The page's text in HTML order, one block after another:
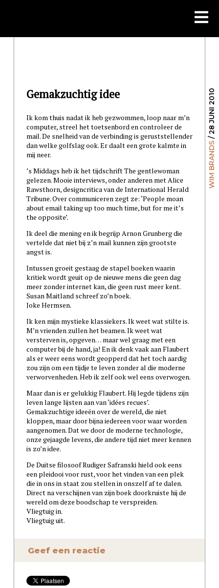
WIM BRANDS
/ 28 JUNI 2010
Gemakzuchtig idee
Ik kom thuis nadat ik heb gezwommen, loop naar m’n
computer, streel het toetsenbord en controleer de
mail. De snelheid van de verbinding is geruststellender
dan welke golfslag ook. Er daalt een grote kalmte in
mij neer.
’s Middags heb ik het tijdschrift The gentlewoman
gelezen. Mooie interviews, onder anderen met Alice
Rawsthorn, designcritica van de International Herald
Tribune. Over communiceren zegt ze: ‘People moan
about email taking up too much time, but for me it’s
the opposite’.
Ik deel die mening en ik begrijp Arnon Grunberg die
vertelde dat niet bij z’n mail kunnen zijn grootste
angst is.
Intussen groeit gestaag de stapel boeken waarin
kritiek wordt geuit op de nieuwe mens die geen dag
meer zonder internet kan, die geen rust meer kent.
Susan Maitland schreef zo’n boek.
Joke Hermsen.
Ik ken mijn mystieke klassiekers. Ik weet wat stilte is.
M’n vrienden zullen het beamen. Ik weet wat
versterven is, opgeven… maar wel graag met een
computer bij de hand, ja! En ik denk vaak aan Flaubert
als er weer eens wordt geopperd dat het toch aardig
zou zijn om een tijdje te leven zonder al die moderne
verworvenheden. Heb ik zelf ook wel eens overwogen.
Maar dan is er gelukkig Flaubert. Hij legde tijdens zijn
leven lange lijsten aan van ‘idées recues’.
Gemakzuchtige ideeën over de wereld, die niet
kloppen, maar door bijna iedereen voor waar worden
aangenomen. Dat we door de moderne technologie,
onze gejaagde levens, die andere tijd niet meer kennen
is zo’n idee.
De Duitse filosoof Rudiger Safranski hield ook eens
een pleidooi voor rust, voor het vinden van een plek
die in ons in staat zou stellen in onszelf af te dalen.
Direct na verschijnen van zijn boek doorkruiste hij de
wereld om deze boodschap te verspreiden.
Vliegtuig in.
Vliegtuig uit.
Geef een reactie